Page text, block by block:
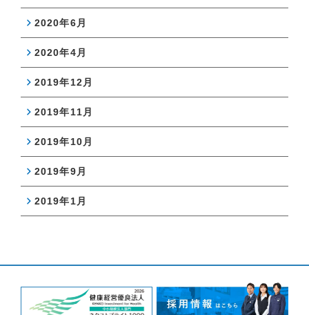
2020年6月
2020年4月
2019年12月
2019年11月
2019年10月
2019年9月
2019年1月